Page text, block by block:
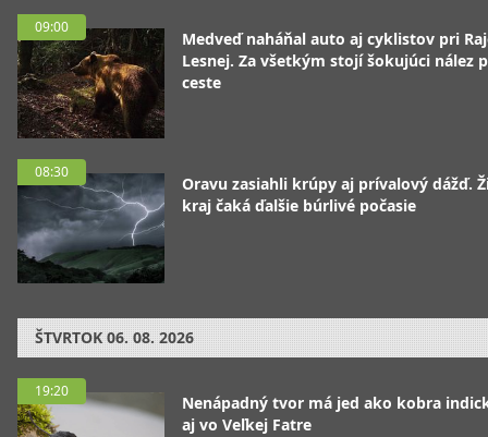
09:00
Medveď naháňal auto aj cyklistov pri
Lesnej. Za všetkým stojí šokujúci nález
ceste
08:30
Oravu zasiahli krúpy aj prívalový dážď.
kraj čaká ďalšie búrlivé počasie
ŠTVRTOK 06. 08. 2026
19:20
Nenápadný tvor má jed ako kobra
aj vo Veľkej Fatre